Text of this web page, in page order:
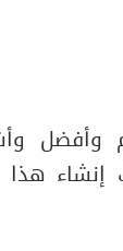
وأفضل
هذا